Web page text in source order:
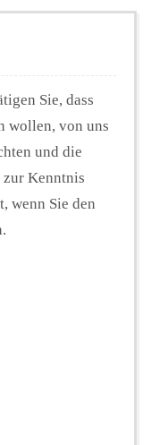
Sie, dass
wollen, von uns
und die
zur Kenntnis
wenn Sie den